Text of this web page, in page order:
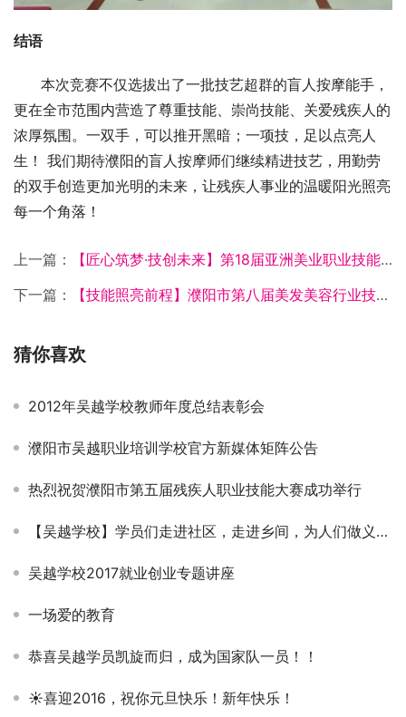
结语
本次竞赛不仅选拔出了一批技艺超群的盲人按摩能手，
更在全市范围内营造了尊重技能、崇尚技能、关爱残疾人的
浓厚氛围。一双手，可以推开黑暗；一项技，足以点亮人
生！ 我们期待濮阳的盲人按摩师们继续精进技艺，用勤劳
的双手创造更加光明的未来，让残疾人事业的温暖阳光照亮
每一个角落！
上一篇：
【匠心筑梦·技创未来】第18届亚洲美业职业技能大赛 | 吴越选手荣获1金3银闪耀亚洲！
下一篇：
【技能照亮前程】濮阳市第八届美发美容行业技能大赛圆满闭幕
猜你喜欢
2012年吴越学校教师年度总结表彰会
濮阳市吴越职业培训学校官方新媒体矩阵公告
热烈祝贺濮阳市第五届残疾人职业技能大赛成功举行
【吴越学校】学员们走进社区，走进乡间，为人们做义务活动
吴越学校2017就业创业专题讲座
一场爱的教育
恭喜吴越学员凯旋而归，成为国家队一员！！
☀喜迎2016，祝你元旦快乐！新年快乐！